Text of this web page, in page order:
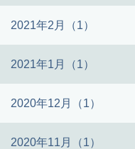
2021年2月（1）
2021年1月（1）
2020年12月（1）
2020年11月（1）